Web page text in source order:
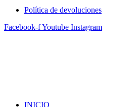
Política de devoluciones
Facebook-fYoutube Instagram
INICIO